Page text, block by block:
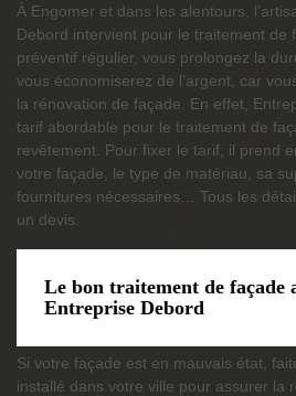
À Engomer et dans les alentours,
Debord intervient pour le traitement de
préventif régulier, vous prolongez la
vous économiserez de l’argent, car
la rénovation de façade. En effet,
tarif abordable pour le traitement de
revêtement. Pour fixer le tarif, il prend
votre façade, le type de matériau, sa
fournitures nécessaires… Tous les
un devis.
Le bon traitement de façade
Entreprise Debord
Si votre façade est en mauvais état,
installé dans votre ville pour assurer la